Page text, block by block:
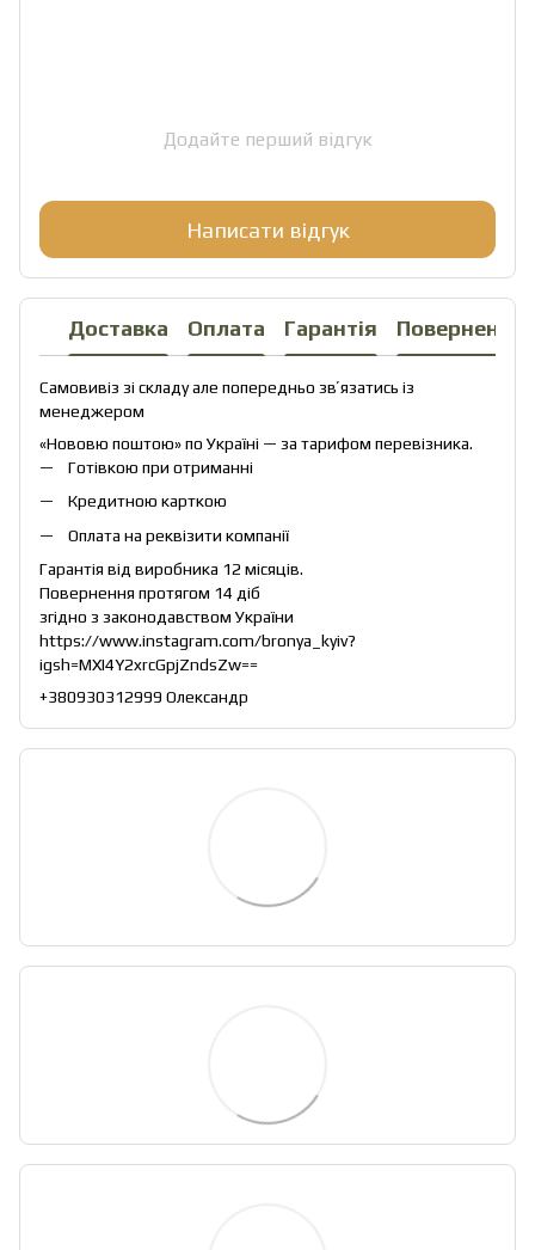
Додайте перший відгук
Написати відгук
Доставка Оплата Гарантія Повернення
Самовивіз зі складу але попередньо звʼязатись із
менеджером
«Нововю поштою» по Україні — за тарифом перевізника.
Готівкою при отриманні
Кредитною карткою
Оплата на реквізити компанії
Гарантія від виробника 12 місяців.
Повернення протягом 14 діб
згідно з законодавством України
https://www.instagram.com/bronya_kyiv?
igsh=MXI4Y2xrcGpjZndsZw==
+380930312999 Олександр